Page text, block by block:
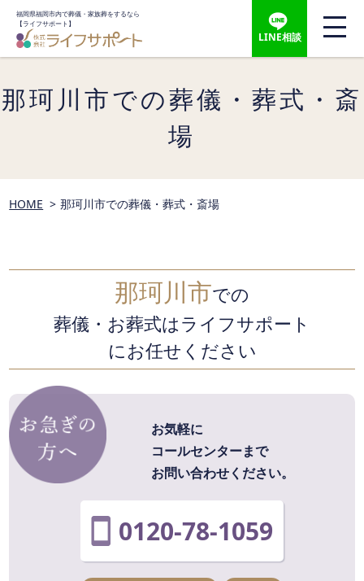
福岡県福岡市内で葬儀・家族葬をするなら
【ライフサポート】
LINE相談
那珂川市での葬儀・葬式・斎
場
HOME 那珂川市での葬儀・葬式・斎場
那珂川市での
葬儀・お葬式はライフサポート
にお任せください
お気軽に
コールセンターまで
お問い合わせください。
0120-78-1059